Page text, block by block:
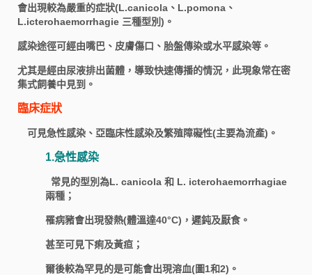
會出現較為嚴重的症狀(L.canicola、L.pomona、
L.icterohaemorrhagie 三種型別) 。
感染途徑可經由嘴巴、皮膚傷口、胎盤傳染或水平感染等。
尤其是經由尿液排出菌體，導致快速傳播的情況，此現象常在密
集式飼養中見到。
臨床症狀
可見急性感染、亞臨床性感染及繁殖障礙性(主要為流產)。
1.急性感染
常見的型別為L. canicola 和 L. icterohaemorrhagiae
兩種；
罹病豬會出現發熱(體溫達40°C)，遲鈍及厭食。
甚至可見下痢及黃疸；
爾後較為罕見的是可能會出現溶血(圖1和2)。